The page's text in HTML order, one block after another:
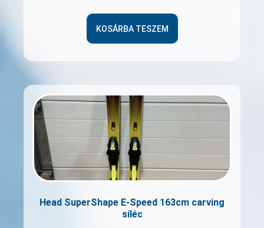
KOSÁRBA TESZEM
Head SuperShape E-Speed 163cm carving
síléc